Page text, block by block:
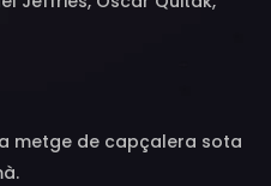
Marjorie Gresley, Anna
Charles Gilliard, Jimmy
metge de capçalera sota